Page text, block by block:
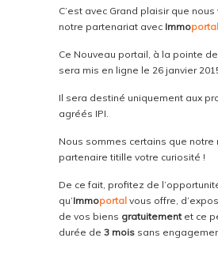
C’est avec Grand plaisir que
notre partenariat avec Immoportal
Ce Nouveau portail, à la pointe
sera mis en ligne le 26 janvier
Il sera destiné uniquement aux
agréés IPI.
Nous sommes certains que notre
partenaire titille votre curiosité !
De ce fait, profitez de
qu’Immoportal vous offre,
de vos biens gratuitementet ce
durée de 3 mois sans